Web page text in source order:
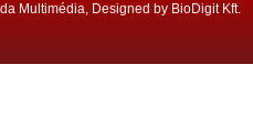
Multimédia, Designed by BioDigit Kft.